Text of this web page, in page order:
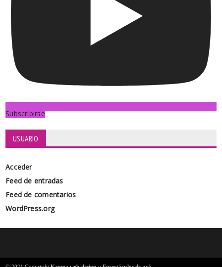
Subscribirse
USUARIO
Acceder
Feed de entradas
Feed de comentarios
WordPress.org